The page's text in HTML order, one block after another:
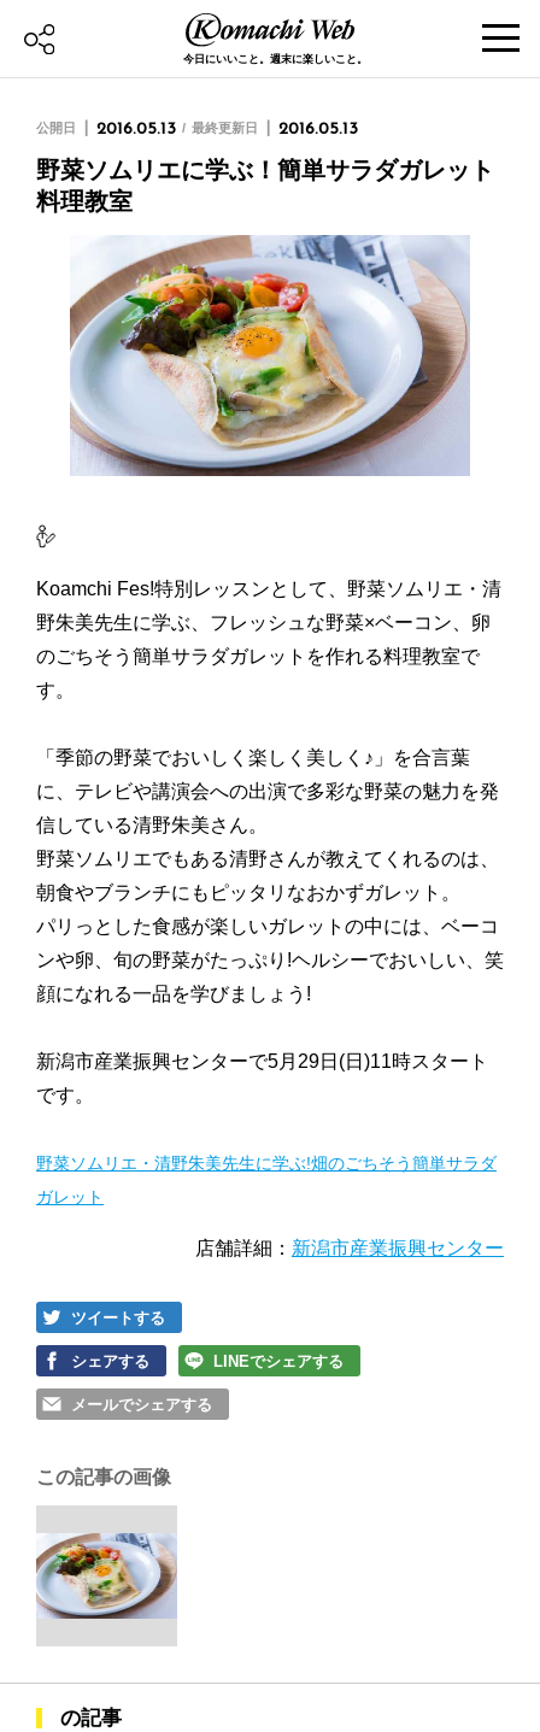
今日にいいこと。週末に楽しいこと。
公開日 2016.05.13 最終更新日 2016.05.13
野菜ソムリエに学ぶ！簡単サラダガレット
料理教室
Koamchi Fes!特別レッスンとして、野菜ソムリエ・清
野朱美先生に学ぶ、フレッシュな野菜×ベーコン、卵
のごちそう簡単サラダガレットを作れる料理教室で
す。
「季節の野菜でおいしく楽しく美しく♪」を合言葉
に、テレビや講演会への出演で多彩な野菜の魅力を発
信している清野朱美さん。
野菜ソムリエでもある清野さんが教えてくれるのは、
朝食やブランチにもピッタリなおかずガレット。
パリっとした食感が楽しいガレットの中には、ベーコ
ンや卵、旬の野菜がたっぷり!ヘルシーでおいしい、笑
顔になれる一品を学びましょう!
新潟市産業振興センターで5月29日(日)11時スタート
です。
野菜ソムリエ・清野朱美先生に学ぶ!畑のごちそう簡単サラダ
ガレット
店舗詳細： 新潟市産業振興センター
ツイートする
シェアする LINEでシェアする
メールでシェアする
この記事の画像
の記事